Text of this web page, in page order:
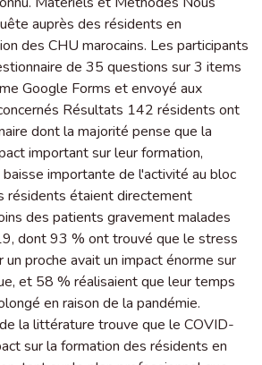
auprès des résidents en
des CHU marocains. Les participants
de 35 questions sur 3 items
Google Forms et envoyé aux
Résultats 142 résidents ont
dont la majorité pense que la
important sur leur formation,
importante de l'activité au bloc
résidents étaient directement
des patients gravement malades
dont 93 % ont trouvé que le stress
proche avait un impact énorme sur
et 58 % réalisaient que leur temps
en raison de la pandémie.
la littérature trouve que le COVID-
sur la formation des résidents en